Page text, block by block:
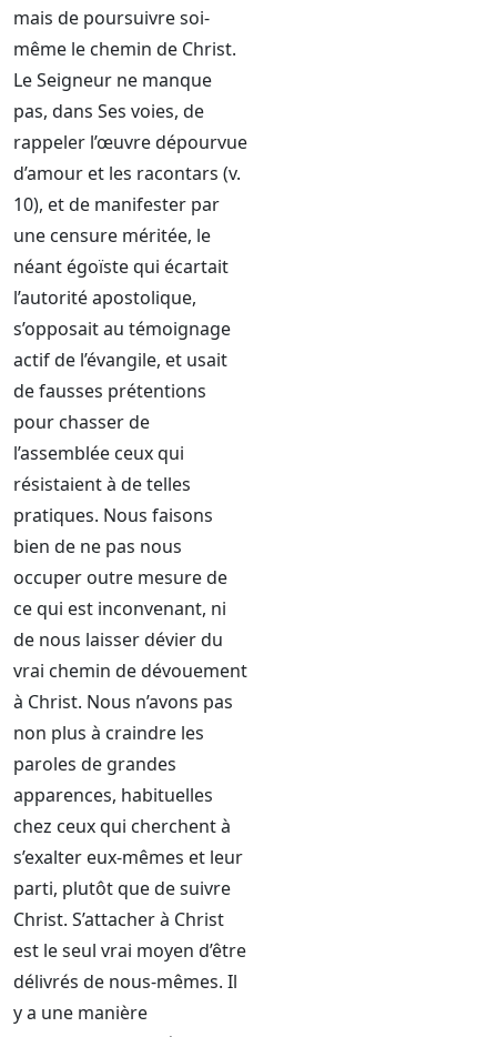
mais de poursuivre soi-
même le chemin de Christ.
Le Seigneur ne manque
pas, dans Ses voies, de
rappeler l’œuvre dépourvue
d’amour et les racontars (v.
10), et de manifester par
une censure méritée, le
néant égoïste qui écartait
l’autorité apostolique,
s’opposait au témoignage
actif de l’évangile, et usait
de fausses prétentions
pour chasser de
l’assemblée ceux qui
résistaient à de telles
pratiques. Nous faisons
bien de ne pas nous
occuper outre mesure de
ce qui est inconvenant, ni
de nous laisser dévier du
vrai chemin de dévouement
à Christ. Nous n’avons pas
non plus à craindre les
paroles de grandes
apparences, habituelles
chez ceux qui cherchent à
s’exalter eux-mêmes et leur
parti, plutôt que de suivre
Christ. S’attacher à Christ
est le seul vrai moyen d’être
délivrés de nous-mêmes. Il
y a une manière